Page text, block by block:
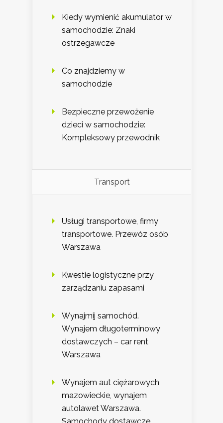
Kiedy wymienić akumulator w
samochodzie: Znaki
ostrzegawcze
Co znajdziemy w
samochodzie
Bezpieczne przewożenie
dzieci w samochodzie:
Kompleksowy przewodnik
Transport
Usługi transportowe, firmy
transportowe. Przewóz osób
Warszawa
Kwestie logistyczne przy
zarządzaniu zapasami
Wynajmij samochód.
Wynajem długoterminowy
dostawczych – car rent
Warszawa
Wynajem aut ciężarowych
mazowieckie, wynajem
autolawet Warszawa.